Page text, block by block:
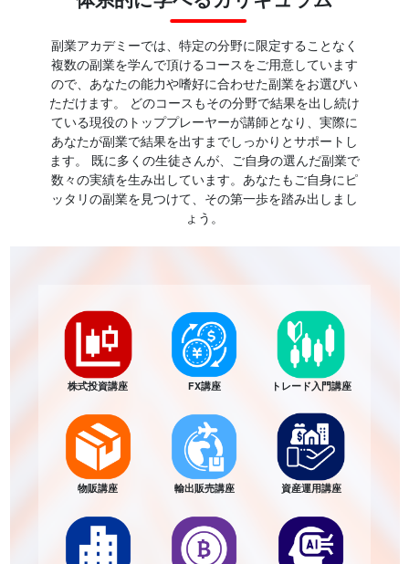
副業アカデミーでは、特定の分野に限定することなく
複数の副業を学んで頂けるコースをご用意しています
ので、あなたの能力や嗜好に合わせた副業をお選びい
ただけます。 どのコースもその分野で結果を出し続け
ている現役のトッププレーヤーが講師となり、実際に
あなたが副業で結果を出すまでしっかりとサポートし
ます。 既に多くの生徒さんが、ご自身の選んだ副業で
数々の実績を生み出しています。あなたもご自身にピ
ッタリの副業を見つけて、その第一歩を踏み出しまし
ょう。
株式投資講座 FX講座 トレード入門講座
物販講座 輸出販売講座 資産運用講座